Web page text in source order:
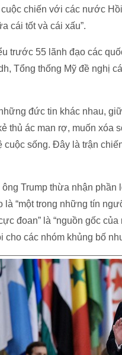
chiến với các nước
cái tốt và cái xấu”.
trước 55 lãnh đạo các
Tổng thống Mỹ đề nghị
đức tin khác nhau,
thủ ác man rợ, muốn
sống. Đây là trận
Trump thừa nhận
“một trong những tín
đoan” là “nguồn gốc
cho các nhóm khủng bố